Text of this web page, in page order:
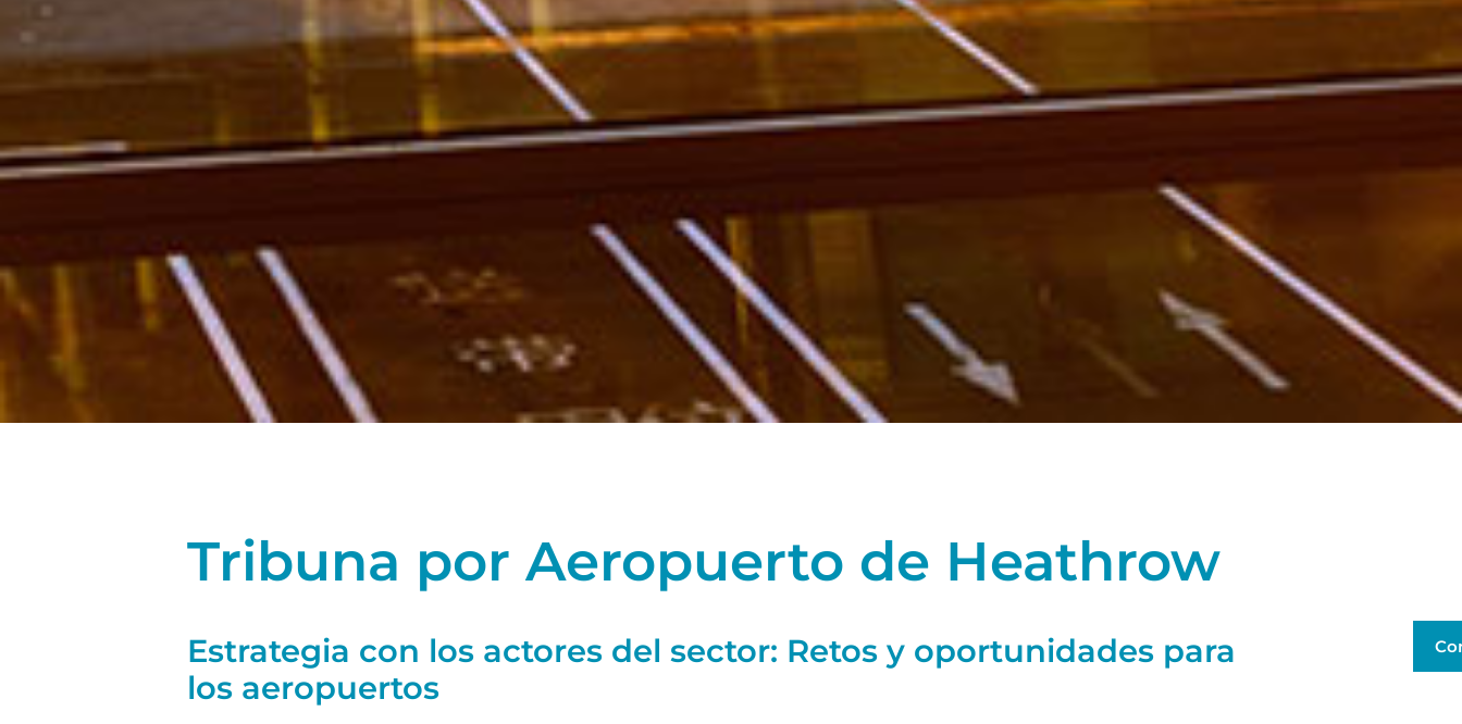
Tribuna por Aeropuerto de Heathrow
Estrategia con los actores del sector: Retos y oportunidades para
los aeropuertos